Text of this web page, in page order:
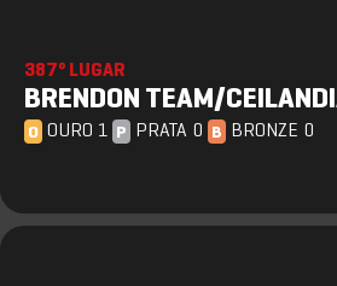
387º LUGAR
BRENDON TEAM/
O OURO 1 P PRATA 0 B BRONZE 0